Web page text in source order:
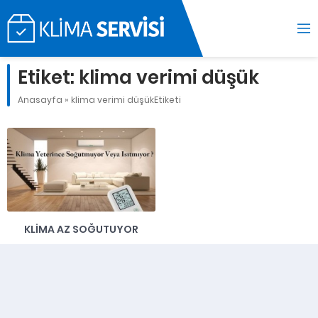
Etiket: klima verimi düşük
Anasayfa » klima verimi düşükEtiketi
KLIMA AZ SOĞUTUYOR